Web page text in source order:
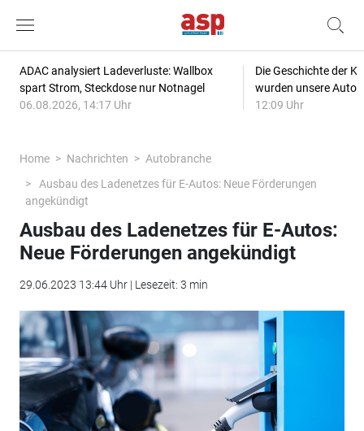
ADAC analysiert Ladeverluste: Wallbox
spart Strom, Steckdose nur Notnagel
06.08.2026, 14:17 Uhr
Die Geschichte der
wurden unsere
12:09 Uhr
Home Nachrichten
Autobranche
Ausbau des Ladenetzes für E-Autos: Neue Förderungen
angekündigt
Ausbau des Ladenetzes für E-Autos:
Neue Förderungen angekündigt
29.06.2023 13:44 Uhr | Lesezeit: 3 min